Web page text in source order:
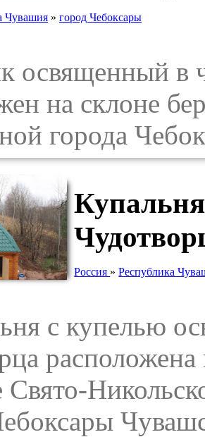
Чувашия » город Чебоксары
в
на склоне
города
Россия »Республика
с купелью
Свято-